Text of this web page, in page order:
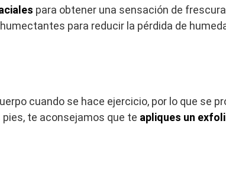
para obtener una sensación de
para reducir la pérdida de
cuando se hace ejercicio, por lo que se
te aconsejamos que te apliques un